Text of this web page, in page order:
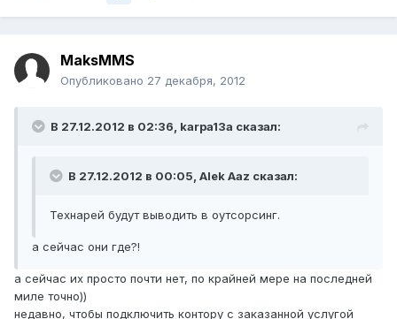
MaksMMS
Опубликовано 27 декабря, 2012
В 27.12.2012 в 02:36, karpa13a сказал:
В 27.12.2012 в 00:05, Alek Aaz сказал:
Технарей будут выводить в оутсорсинг.
а сейчас они где?!
а сейчас их просто почти нет, по крайней мере на последней
миле точно))
недавно, чтобы подключить контору с заказанной услугой